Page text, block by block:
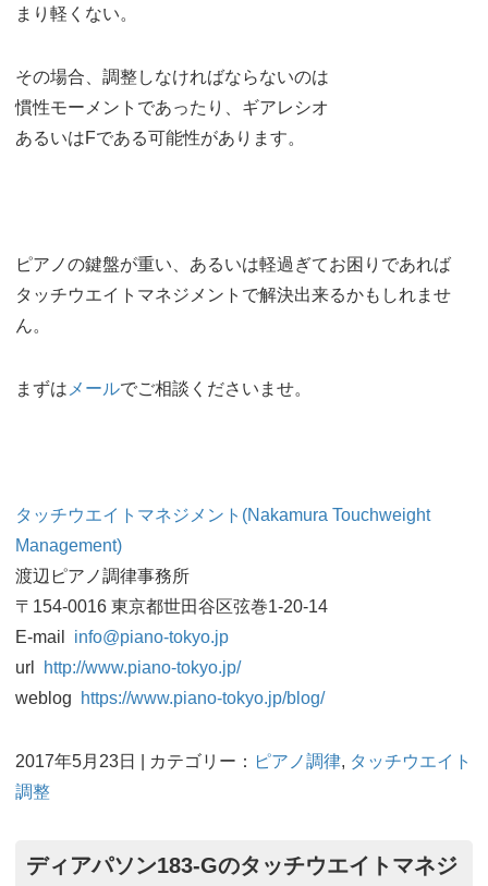
まり軽くない。
その場合、調整しなければならないのは
慣性モーメントであったり、ギアレシオ
あるいはFである可能性があります。
ピアノの鍵盤が重い、あるいは軽過ぎてお困りであれば
タッチウエイトマネジメントで解決出来るかもしれませ
ん。
まずは メールでご相談くださいませ。
タッチウエイトマネジメント(Nakamura Touchweight
Management)
渡辺ピアノ調律事務所
〒154-0016 東京都世田谷区弦巻1-20-14
E-mail info@piano-tokyo.jp
url http://www.piano-tokyo.jp/
weblog https://www.piano-tokyo.jp/blog/
2017年5月23日 | カテゴリー： ピアノ調律, タッチウエイト
調整
ディアパソン183-Gのタッチウエイトマネジ